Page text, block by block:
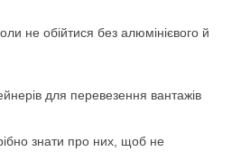
не обійтися без алюмінієвого й
для перевезення вантажів
знати про них, щоб не